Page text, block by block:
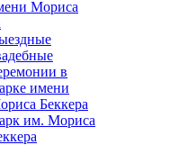
Мориса
в
имени
Беккера
им. Мориса